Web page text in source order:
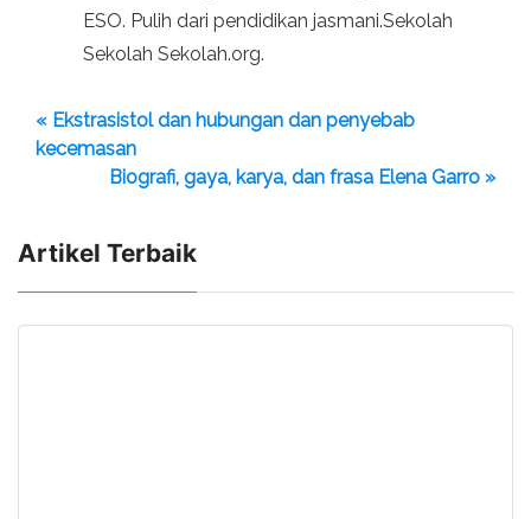
ESO. Pulih dari pendidikan jasmani.Sekolah
Sekolah Sekolah.org.
« Ekstrasistol dan hubungan dan penyebab
kecemasan
Biografi, gaya, karya, dan frasa Elena Garro »
Artikel Terbaik